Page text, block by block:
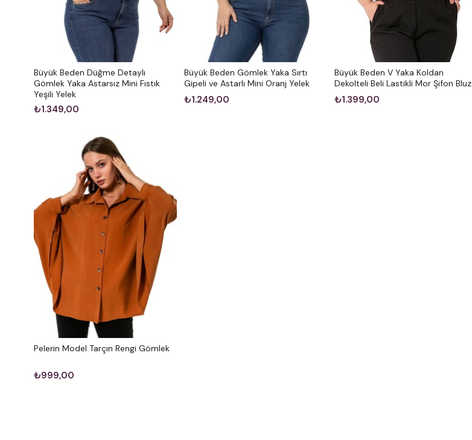
Büyük Beden Düğme Detaylı
Gömlek Yaka Astarsız Mini Fıstık
Yeşili Yelek
₺1.349,00
Büyük Beden Gömlek Yaka Sırtı
Gipeli ve Astarlı Mini Oranj Yelek
₺1.249,00
Büyük Beden V Yaka Koldan
Dekolteli Beli Lastikli Mor Şifon Bluz
₺1.399,00
Pelerin Model Tarçın Rengi Gömlek
₺999,00